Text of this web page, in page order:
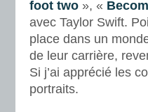
foot two », «
avec Taylor Swift.
place dans un
de leur carrière,
Si j’ai apprécié les
portraits.